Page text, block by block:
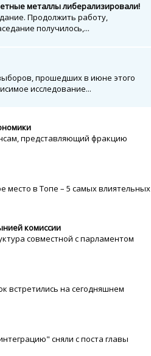
металлы либерализировали!
Продолжить работу,
получилось,...
прошедших в июне этого
исследование...
представляющий фракцию
в Топе – 5 самых влиятельных
комиссии
совместной с парламентом
на сегодняшнем
сняли с поста главы